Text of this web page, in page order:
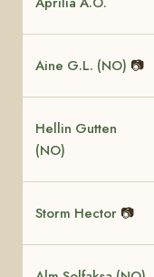
Aine G.L. (NO) 📷
Hellin Gutten
(NO)
Storm Hector 📷